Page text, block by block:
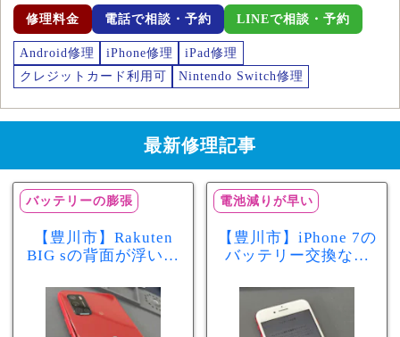
修理料金 電話で相談・予約 LINEで相談・予約
Android修理 iPhone修理
iPad修理
クレジットカード利用可
Nintendo Switch修理
最新修理記事
バッテリーの膨張
【豊川市】Rakuten
BIG sの背面が浮いて
リー膨張のサインか
もしれません！バッ
テリー交換修理事例
電池減りが早い
【豊川市】iPhone 7の
バッテリー交換なら
最大容量70％で電池
の減りが早い症状も
当日60分で改善